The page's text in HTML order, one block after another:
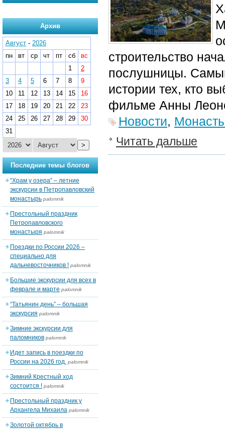
строительство
послушницы.
истории тех, кто
фильме Анны
Новости,
Читать дальше
Архив
Август - 2026
пн
вт ср чт пт сб
вс
1
2
3
4 5 6 7 8
9
10
11 12 13 14 15
16
17
18 19 20 21 22
23
24
25 26 27 28 29
30
31
>
Последние темы блогов
“Храм у озера” – летние
экскурсии в Петропавловский
монастырь palomnik
Престольный праздник
Петропавловского
монастыря palomnik
Поездки по России 2026 –
специально для
дальневосточников ! palomnik
Большие экскурсии для всех в
феврале и марте palomnik
“Татьянин день” – большая
экскурсия palomnik
Зимние экскурсии для
паломников palomnik
Идет запись в поездки по
России на 2026 год. palomnik
Зимний Крестный ход
состоится ! palomnik
Престольный праздник у
Архангела Михаила palomnik
Золотой октябрь в